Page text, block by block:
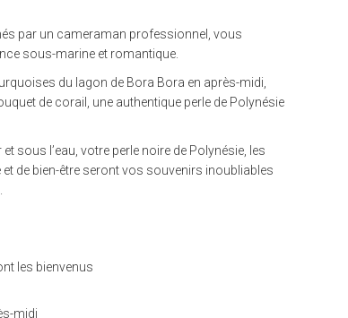
par un cameraman professionnel, vous
sous-marine et romantique.
du lagon de Bora Bora en après-midi,
de corail, une authentique perle de Polynésie
sous l’eau, votre perle noire de Polynésie, les
de bien-être seront vos souvenirs inoubliables
les bienvenus
midi